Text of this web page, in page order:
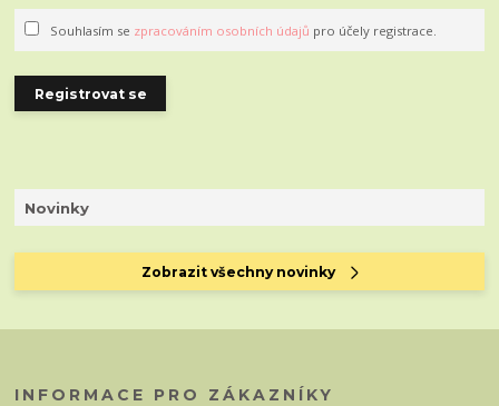
Novinky
Zobrazit všechny novinky
Souhlasím se zpracováním osobních údajů pro účely registrace.
Registrovat se
INFORMACE PRO ZÁKAZNÍKY